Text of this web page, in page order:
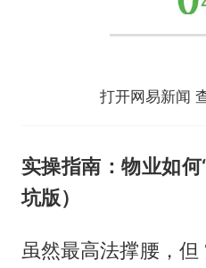
打开网易新闻
实操指南：物业如
坑版）
虽然最高法撑腰，但